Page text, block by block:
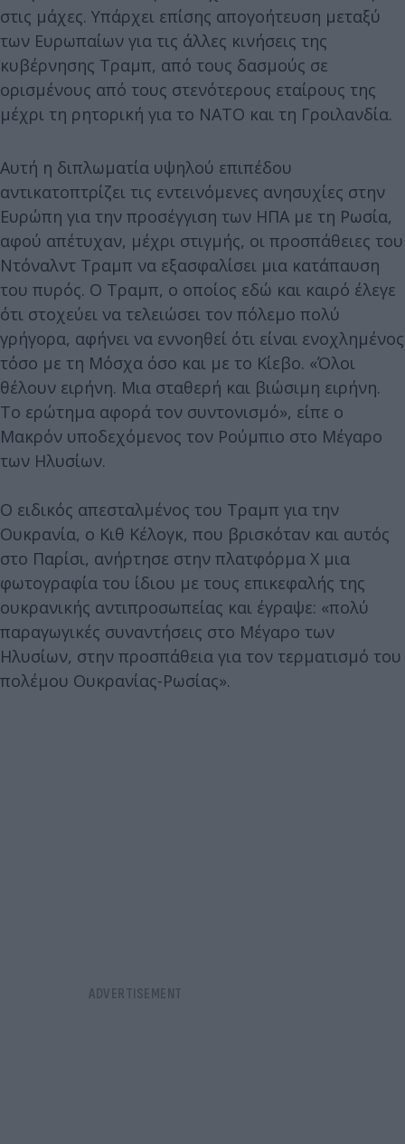
στις μάχες. Υπάρχει επίσης απογοήτευση μεταξύ
των Ευρωπαίων για τις άλλες κινήσεις της
κυβέρνησης Τραμπ, από τους δασμούς σε
ορισμένους από τους στενότερους εταίρους της
μέχρι τη ρητορική για το ΝΑΤΟ και τη Γροιλανδία.
Αυτή η διπλωματία υψηλού επιπέδου
αντικατοπτρίζει τις εντεινόμενες ανησυχίες στην
Ευρώπη για την προσέγγιση των ΗΠΑ με τη Ρωσία,
αφού απέτυχαν, μέχρι στιγμής, οι προσπάθειες του
Ντόναλντ Τραμπ να εξασφαλίσει μια κατάπαυση
του πυρός. Ο Τραμπ, ο οποίος εδώ και καιρό έλεγε
ότι στοχεύει να τελειώσει τον πόλεμο πολύ
γρήγορα, αφήνει να εννοηθεί ότι είναι ενοχλημένος
τόσο με τη Μόσχα όσο και με το Κίεβο. «Όλοι
θέλουν ειρήνη. Μια σταθερή και βιώσιμη ειρήνη.
Το ερώτημα αφορά τον συντονισμό», είπε ο
Μακρόν υποδεχόμενος τον Ρούμπιο στο Μέγαρο
των Ηλυσίων.
Ο ειδικός απεσταλμένος του Τραμπ για την
Ουκρανία, ο Κιθ Κέλογκ, που βρισκόταν και αυτός
στο Παρίσι, ανήρτησε στην πλατφόρμα Χ μια
φωτογραφία του ίδιου με τους επικεφαλής της
ουκρανικής αντιπροσωπείας και έγραψε: «πολύ
παραγωγικές συναντήσεις στο Μέγαρο των
Ηλυσίων, στην προσπάθεια για τον τερματισμό του
πολέμου Ουκρανίας-Ρωσίας».